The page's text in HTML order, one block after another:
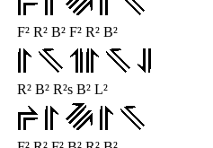
F² R² B² F² R² B²
R² B² R²s B² L²